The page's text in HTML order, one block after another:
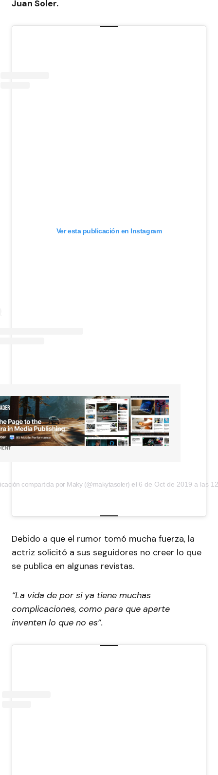
Juan Soler.
Ver esta publicación en Instagram
compartida por Maky (@makytasoler) el 6 de Oct de 2019 a las
Debido a que el rumor tomó mucha fuerza, la
actriz solicitó a sus seguidores no creer lo que
se publica en algunas revistas.
“La vida de por si ya tiene muchas
complicaciones, como para que aparte
inventen lo que no es”.